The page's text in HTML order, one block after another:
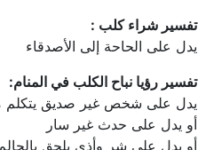
تفسير شراء كلب :
يدل على الحاحة إلى الأصدقاء
تفسير رؤيا نباح الكلب في المنام:
يدل على شخص غير صديق يتكلم
أو يدل على حدث غير سار
أو يدل على شر وأذى يلحق